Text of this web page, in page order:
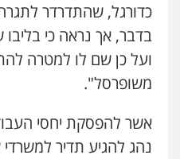
כדורגל, שהתדרדר
בדבר, אך נראה כי
ועל כן שם לו למטרה
משופרסל".
אשר להפסקת יחסי
נהג להגיע תדיר